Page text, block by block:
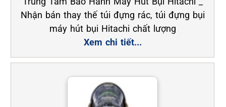
Nhận bán thay thế túi đựng rác, túi đựng bụi
máy hút bụi Hitachi chất lượng
Xem chi tiết...